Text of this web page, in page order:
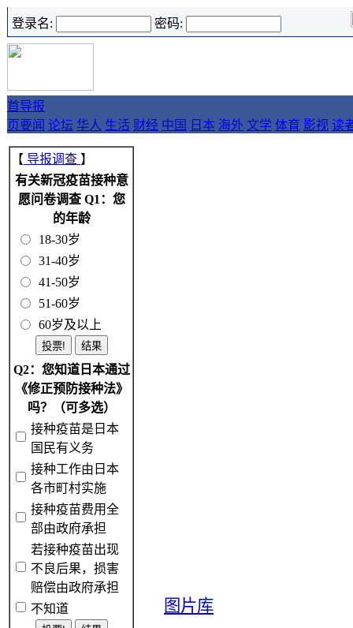
登录名: 密码:
首
页
导报
要闻 论坛 华人 生活 财经 中国 日本 海外 文学 体育 影视 读
【 导报调查 】
有关新冠疫苗接种意
愿问卷调查 Q1：您
的年龄
18-30岁
31-40岁
41-50岁
51-60岁
60岁及以上
Q2：您知道日本通过
《修正预防接种法》
吗？（可多选）
接种疫苗是日本
国民有义务
接种工作由日本
各市町村实施
接种疫苗费用全
部由政府承担
若接种疫苗出现
不良后果，损害
赔偿由政府承担
不知道
图片库